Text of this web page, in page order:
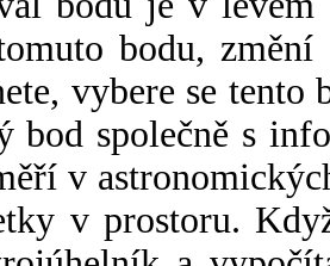
bodu,
vybere se tento
bod společně s
v
v prostoru.